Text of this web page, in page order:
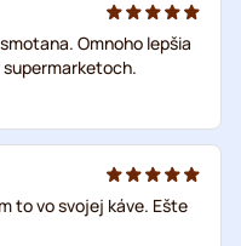
Omnoho lepšia
to vo svojej káve. Ešte